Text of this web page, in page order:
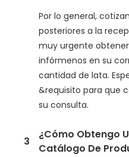
Por lo general,
posteriores a la
muy urgente
infórmenos en su
cantidad de lata.
&requisito para que
su consulta.
3
¿Cómo Obtengo
Catálogo De